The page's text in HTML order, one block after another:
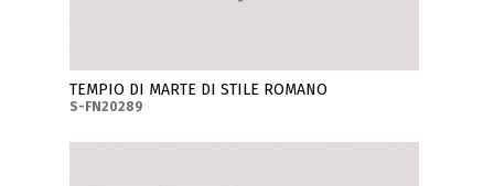
TEMPIO DI MARTE DI STILE ROMANO
S-FN20289